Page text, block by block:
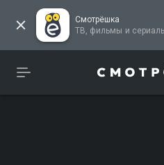
Смотрёшка
ТВ, фильмы и